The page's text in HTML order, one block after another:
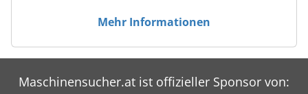
Mehr Informationen
Maschinensucher.at ist offizieller Sponsor von: